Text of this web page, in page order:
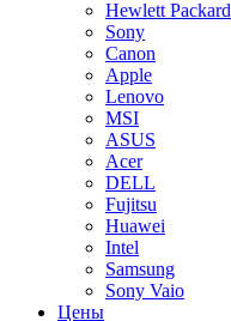
Hewlett Packard
Sony
Canon
Apple
Lenovo
MSI
ASUS
Acer
DELL
Fujitsu
Huawei
Intel
Samsung
Sony Vaio
Цены